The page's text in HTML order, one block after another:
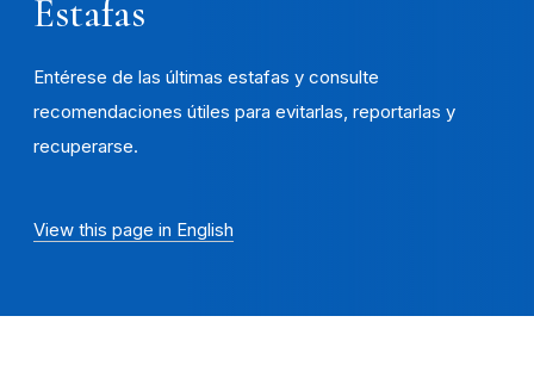
Estafas
Entérese de las últimas estafas y consulte
recomendaciones útiles para evitarlas, reportarlas y
recuperarse.
View this page in English